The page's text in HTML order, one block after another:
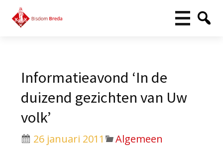
Informatieavond ‘In de
duizend gezichten van Uw
volk’
26 januari 2011 Algemeen